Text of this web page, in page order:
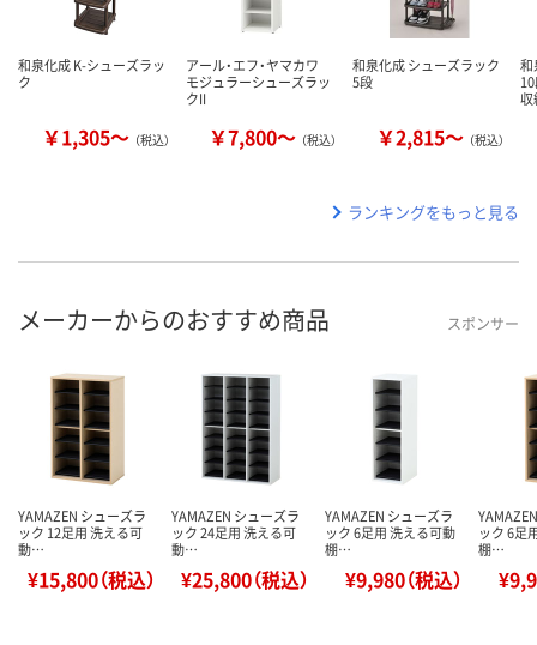
和泉化成 K-シューズラッ
ク
￥1,305～ （税込）
アール・エフ・ヤマカワ
モジュラーシューズラッ
クII
￥7,800～ （税込）
和泉化成 シューズラック
5段
￥2,815～ （税込）
和
ランキングをもっと見る
メーカーからのおすすめ商品 スポンサー
YAMAZEN シューズラ
ック 12足用 洗える可
動…
¥15,800（税込）
YAMAZEN シューズラ
ック 24足用 洗える可
動…
¥25,800（税込）
YAMAZEN シューズラ
ック 6足用 洗える可動
棚…
¥9,980（税込）
ック 6足
棚…